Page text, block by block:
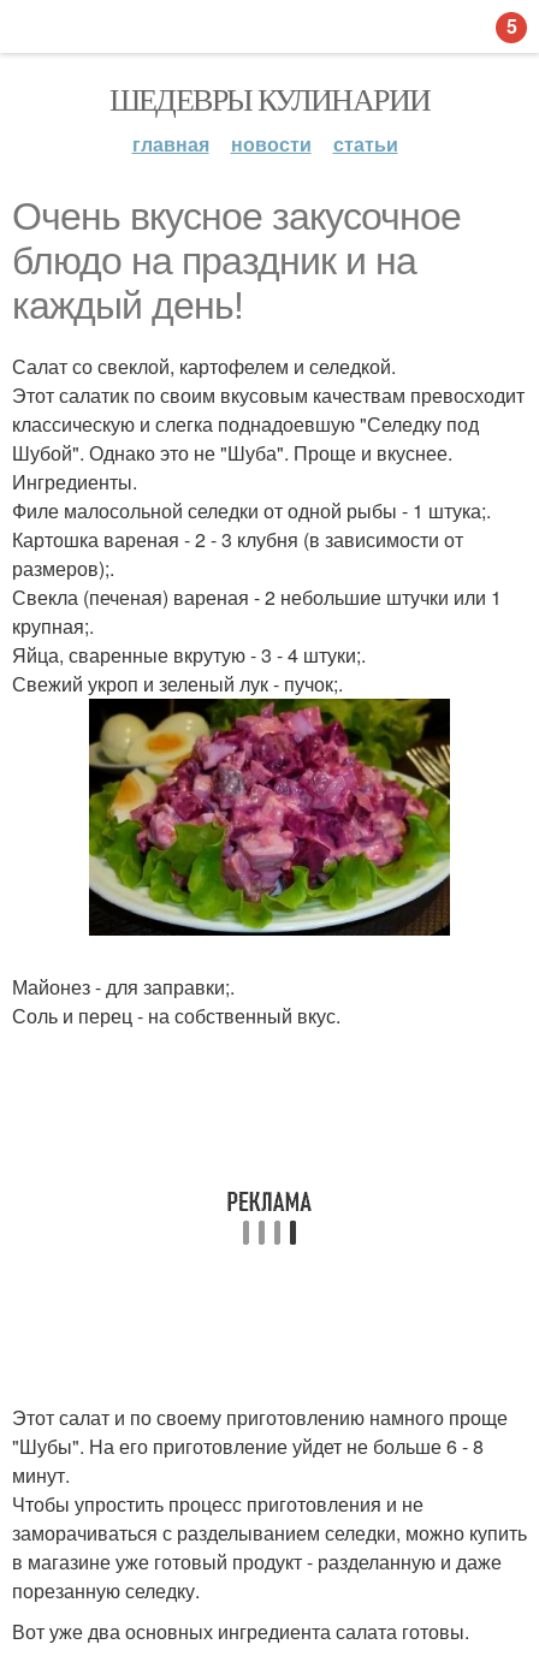
ШЕДЕВРЫ КУЛИНАРИИ
главная новости статьи
Очень вкусное закусочное
блюдо на праздник и на
каждый день!
Салат со свеклой, картофелем и селедкой.
Этот салатик по своим вкусовым качествам превосходит
классическую и слегка поднадоевшую "Селедку под
Шубой". Однако это не "Шуба". Проще и вкуснее.
Ингредиенты.
Филе малосольной селедки от одной рыбы - 1 штука;.
Картошка вареная - 2 - 3 клубня (в зависимости от
размеров);.
Свекла (печеная) вареная - 2 небольшие штучки или 1
крупная;.
Яйца, сваренные вкрутую - 3 - 4 штуки;.
Свежий укроп и зеленый лук - пучок;.
Майонез - для заправки;.
Соль и перец - на собственный вкус.
Этот салат и по своему приготовлению намного проще
"Шубы". На его приготовление уйдет не больше 6 - 8
минут.
Чтобы упростить процесс приготовления и не
заморачиваться с разделыванием селедки, можно купить
в магазине уже готовый продукт - разделанную и даже
порезанную селедку.
Вот уже два основных ингредиента салата готовы.
5